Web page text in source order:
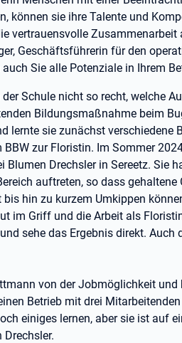
können sie ihre Talente und
vertrauensvolle
Geschäftsführerin für den
Sie alle Potenziale in Ihrem
Schule nicht so recht, welche
Bildungsmaßnahme beim
lernte sie zunächst verschiedene
zur Floristin. Im Sommer
Blumen Drechsler in Sereetz. Sie
auftreten, so dass
hin zu kurzem Umkippen
im Griff und die Arbeit als
sehe das Ergebnis direkt. Auch
von der Jobmöglichkeit
Betrieb mit drei
einiges lernen, aber sie ist auf
Drechsler.